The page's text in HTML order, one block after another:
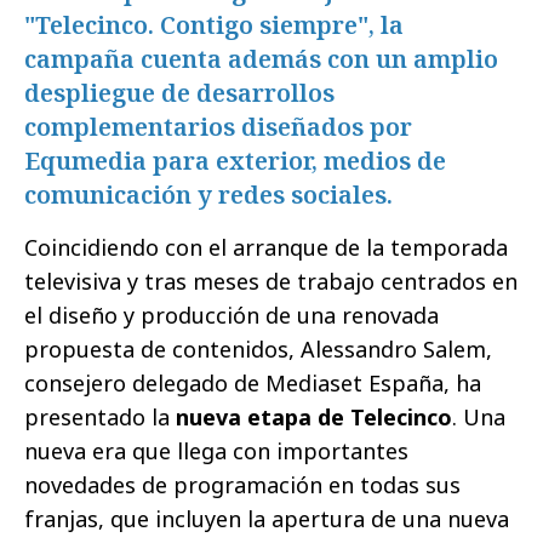
"Telecinco. Contigo siempre", la
campaña cuenta además con un amplio
despliegue de desarrollos
complementarios diseñados por
Equmedia para exterior, medios de
comunicación y redes sociales.
Coincidiendo con el arranque de la temporada
televisiva y tras meses de trabajo centrados en
el diseño y producción de una renovada
propuesta de contenidos, Alessandro Salem,
consejero delegado de Mediaset España, ha
presentado la nueva etapa de Telecinco. Una
nueva era que llega con importantes
novedades de programación en todas sus
franjas, que incluyen la apertura de una nueva